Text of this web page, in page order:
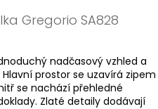
Gregorio SA828
nadčasový vzhled a
prostor se uzavírá zipem
se nachází přehledné
Zlaté detaily dodávají